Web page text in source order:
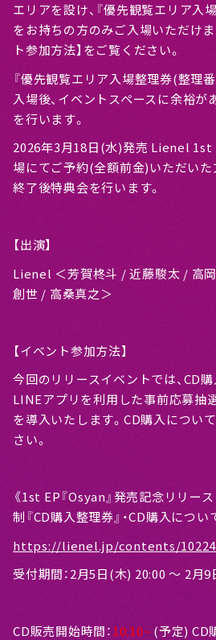
エリアを設け、『優先観覧エリア入
をお持ちの方のみご入場いただけま
ト参加方法】をご覧ください。
『優先観覧エリア入場整理券(整理
入場後、イベントスペースに余裕
を行います。
2026年3月18日(水)発売 Lienel 1st
場にてご予約(全額前金)いただい
終了後特典会を行います。
【出演】
Lienel ＜芳賀柊斗 / 近藤駿太 / 高
創世 / 高桑真之＞
【イベント参加方法】
今回のリリースイベントでは、CD
LINEアプリを利用した事前応募抽
を導入いたします。CD購入につい
さい。
《1st EP『Osyan』発売記念リリー
制『CD購入整理券』・CD購入につい
https://lienel.jp/contents/
受付期間：2月5日(木) 20:00 〜 2月
CD販売開始時間：10:10~ (予定) CD